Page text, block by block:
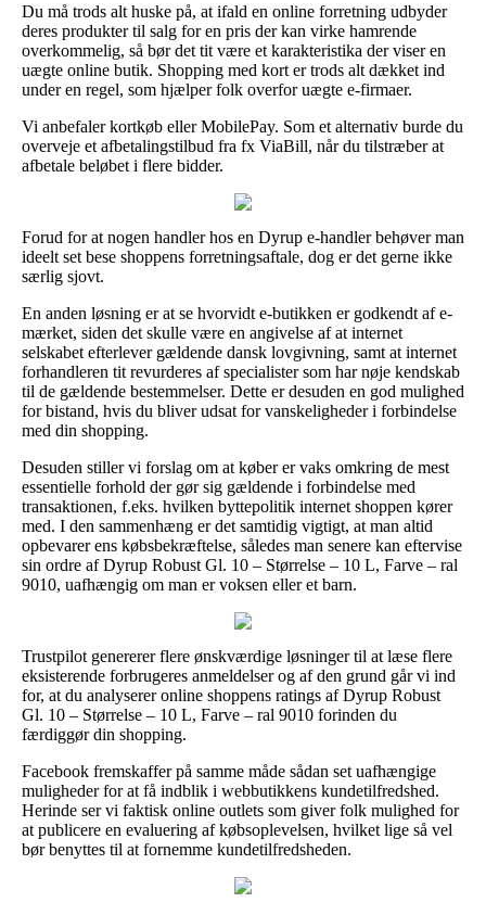
Du må trods alt huske på, at ifald en online forretning udbyder
deres produkter til salg for en pris der kan virke hamrende
overkommelig, så bør det tit være et karakteristika der viser en
uægte online butik. Shopping med kort er trods alt dækket ind
under en regel, som hjælper folk overfor uægte e-firmaer.
Vi anbefaler kortkøb eller MobilePay. Som et alternativ burde du
overveje et afbetalingstilbud fra fx ViaBill, når du tilstræber at
afbetale beløbet i flere bidder.
Forud for at nogen handler hos en Dyrup e-handler behøver man
ideelt set bese shoppens forretningsaftale, dog er det gerne ikke
særlig sjovt.
En anden løsning er at se hvorvidt e-butikken er godkendt af e-
mærket, siden det skulle være en angivelse af at internet
selskabet efterlever gældende dansk lovgivning, samt at internet
forhandleren tit revurderes af specialister som har nøje kendskab
til de gældende bestemmelser. Dette er desuden en god mulighed
for bistand, hvis du bliver udsat for vanskeligheder i forbindelse
med din shopping.
Desuden stiller vi forslag om at køber er vaks omkring de mest
essentielle forhold der gør sig gældende i forbindelse med
transaktionen, f.eks. hvilken byttepolitik internet shoppen kører
med. I den sammenhæng er det samtidig vigtigt, at man altid
opbevarer ens købsbekræftelse, således man senere kan eftervise
sin ordre af Dyrup Robust Gl. 10 – Størrelse – 10 L, Farve – ral
9010, uafhængig om man er voksen eller et barn.
Trustpilot genererer flere ønskværdige løsninger til at læse flere
eksisterende forbrugeres anmeldelser og af den grund går vi ind
for, at du analyserer online shoppens ratings af Dyrup Robust
Gl. 10 – Størrelse – 10 L, Farve – ral 9010 forinden du
færdiggør din shopping.
Facebook fremskaffer på samme måde sådan set uafhængige
muligheder for at få indblik i webbutikkens kundetilfredshed.
Herinde ser vi faktisk online outlets som giver folk mulighed for
at publicere en evaluering af købsoplevelsen, hvilket lige så vel
bør benyttes til at fornemme kundetilfredsheden.